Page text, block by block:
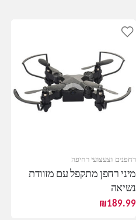
רחפנים וצעצועי רחיפה
מיני רחפן מתקפל עם מזוודת
נשיאה
₪189.99